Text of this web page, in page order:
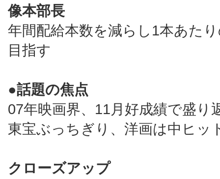
像本部長
年間配給本数を減らし1本あた
目指す
●話題の焦点
07年映画界、11月好成績で盛り
東宝ぶっちぎり、洋画は中ヒッ
クローズアップ